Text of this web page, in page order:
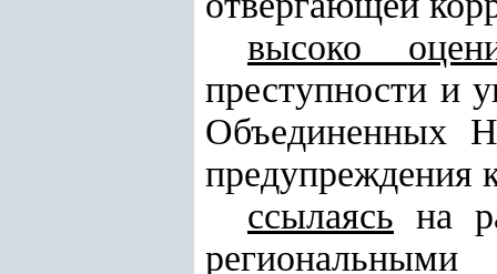
высоко
преступности и
Объединенных
предупреждения
ссылаясь на